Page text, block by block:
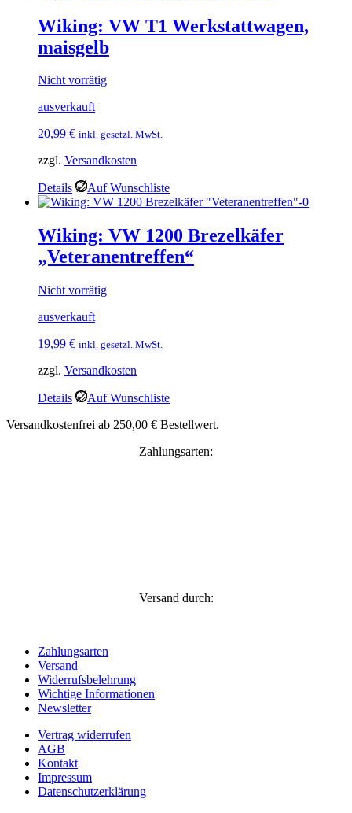
Wiking: VW T1 Werkstattwagen,
maisgelb
Nicht vorrätig
ausverkauft
20,99 € inkl. gesetzl. MwSt.
zzgl. Versandkosten
Details Auf Wunschliste
Wiking: VW 1200 Brezelkäfer
„Veteranentreffen“
Nicht vorrätig
ausverkauft
19,99 € inkl. gesetzl. MwSt.
zzgl. Versandkosten
Details
Auf Wunschliste
Versandkostenfrei ab 250,00 € Bestellwert.
Zahlungsarten:
Versand durch:
Zahlungsarten
Versand
Widerrufsbelehrung
Wichtige Informationen
Newsletter
Vertrag widerrufen
AGB
Kontakt
Impressum
Datenschutzerklärung